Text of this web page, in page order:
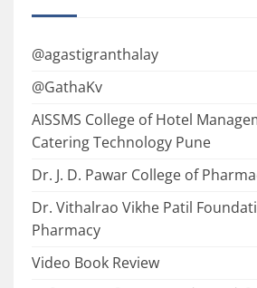
@agastigranthalay
@GathaKv
AISSMS College of Hotel
Catering Technology Pune
Dr. J. D. Pawar College of
Dr. Vithalrao Vikhe Patil
Pharmacy
Video Book Review